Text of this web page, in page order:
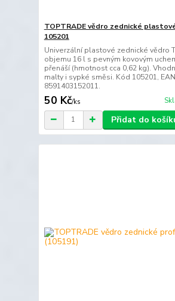
TOPTRADE vědro zednické
105201
Univerzální plastové zednické vědro
objemu 16 l s pevným kovovým
přenáší (hmotnost cca 0,62 kg).
malty i sypké směsi. Kód 105201, EAN
8591403152011.
50 Kč/ks
Přidat do